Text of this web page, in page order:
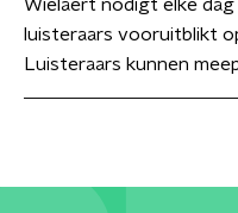
Wielaert nodigt elke
luisteraars vooruitblikt
Luisteraars kunnen